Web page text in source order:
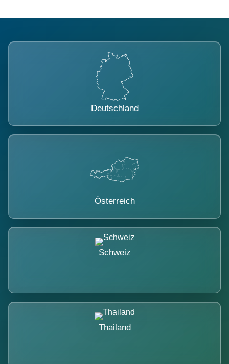
Deutschland
Österreich
Schweiz
Thailand